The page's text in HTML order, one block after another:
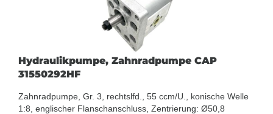
Hydraulikpumpe, Zahnradpumpe CAP
31550292HF
Zahnradpumpe, Gr. 3, rechtslfd., 55 ccm/U., konische Welle
1:8, englischer Flanschanschluss, Zentrierung: Ø50,8